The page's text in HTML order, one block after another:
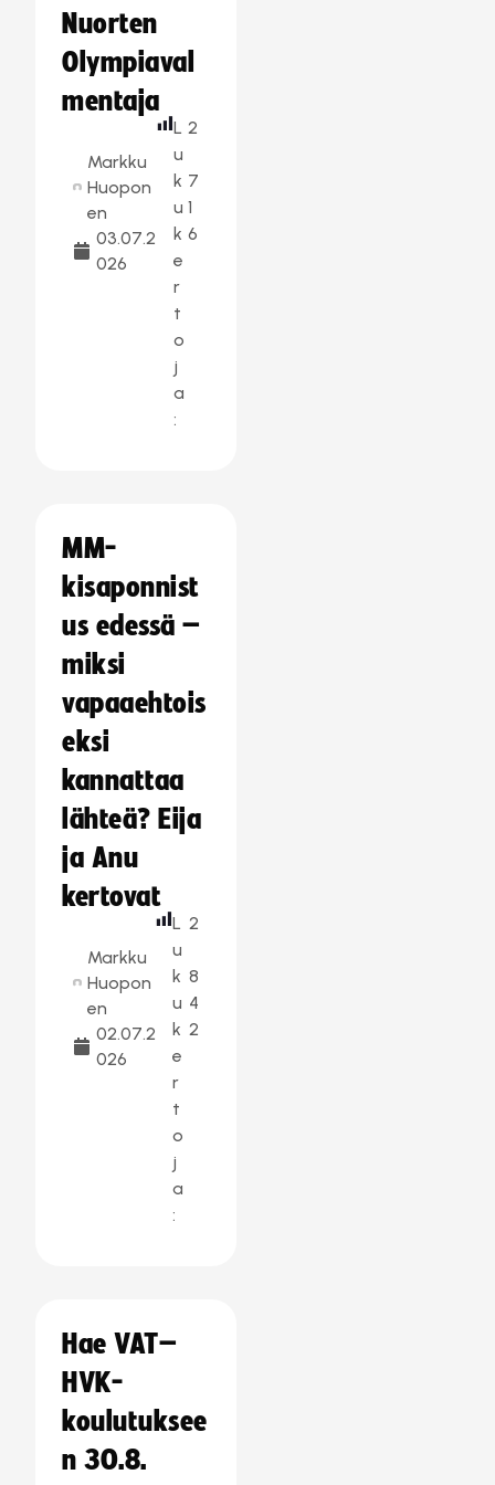
Nuorten
Olympiaval
mentaja
Markku
Huopon
en
03.07.2
026
L
u
k
u
k
e
r
t
o
j
a
:
2
7
1
6
MM-
kisaponnist
us edessä –
miksi
vapaaehtois
eksi
kannattaa
lähteä? Eija
ja Anu
kertovat
Markku
Huopon
en
02.07.2
026
L
u
k
u
k
e
r
t
o
j
a
:
2
8
4
2
Hae VAT–
HVK-
koulutuksee
n 30.8.